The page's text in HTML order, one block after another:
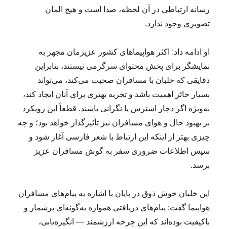
رسانه ارتباطی در آن لحظه، صدا است و هیچ المان
تصویری وجود ندارد.
او ادامه داد: اکثر هواپیماهای کشور عزیزمان مجهز به
نمایشگر برای پخش محتوای سرگرمی نیستند، بنابراین
دقایقی که خلبان با مسافران صحبت می‌کند، می‌تواند
بسیار حائز اهمیت باشد و تجربه بهتری برای آنان ایجاد کند،
به‌ویژه اگر دچار استرس یا نگرانی باشند. قطعاً این رویکرد
بر بهبود حال و هوای مسافران نیز تأثیرگذار خواهد بود؛ و چه
چیزی بهتر از اینکه این ارتباط با شعر فارسی آغاز شود و
سپس اطلاعات ضروری سفر به گوش مسافران عزیز
برسد.
این خلبان خوش ذوق در پایان با اشاره به پیام‌های مسافران
هواپیما گفت: پیام‌های دریافتی همواره به‌گونه‌ای پرشمار و
باکیفیت بوده‌اند که این چرخه ارزشمند — انگیزه‌یابی،